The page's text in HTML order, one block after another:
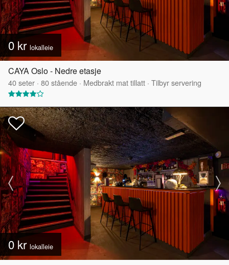
0 kr lokalleie
CAYA Oslo - Nedre etasje
40seter · 80stående · Medbrakt mat tillatt · Tilbyr servering
0 kr lokalleie